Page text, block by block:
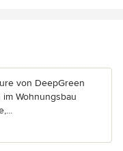
von DeepGreen
Wohnungsbau